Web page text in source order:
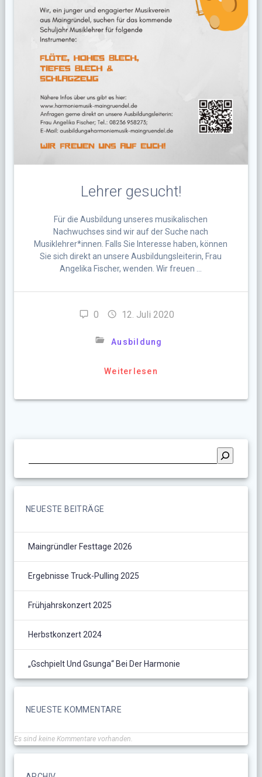
Lehrer gesucht!
Für die Ausbildung unseres musikalischen
Nachwuchses sind wir auf der Suche nach
Musiklehrer*innen. Falls Sie Interesse haben, können
Sie sich direkt an unsere Ausbildungsleiterin, Frau
Angelika Fischer, wenden. Wir freuen …
0 12. Juli 2020
Ausbildung
Weiterlesen
NEUESTE BEITRÄGE
Maingründler Festtage 2026
Ergebnisse Truck-Pulling 2025
Frühjahrskonzert 2025
Herbstkonzert 2024
„Gschpielt Und Gsunga“ Bei Der Harmonie
NEUESTE KOMMENTARE
Es sind keine Kommentare vorhanden.